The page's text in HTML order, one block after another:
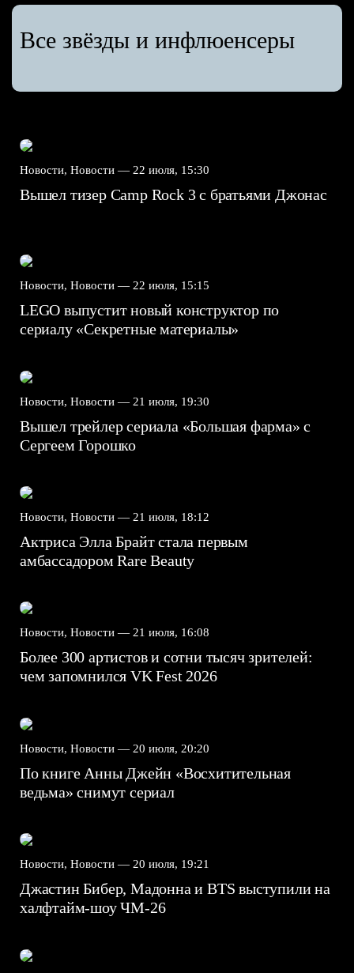
Все звёзды и инфлюенсеры
Новости, Новости — 22 июля, 15:30
Вышел тизер Camp Rock 3 с братьями Джонас
Новости, Новости — 22 июля, 15:15
LEGO выпустит новый конструктор по
сериалу «Секретные материалы»
Новости, Новости — 21 июля, 19:30
Вышел трейлер сериала «Большая фарма» с
Сергеем Горошко
Новости, Новости — 21 июля, 18:12
Актриса Элла Брайт стала первым
амбассадором Rare Beauty
Новости, Новости — 21 июля, 16:08
Более 300 артистов и сотни тысяч зрителей:
чем запомнился VK Fest 2026
Новости, Новости — 20 июля, 20:20
По книге Анны Джейн «Восхитительная
ведьма» снимут сериал
Новости, Новости — 20 июля, 19:21
Джастин Бибер, Мадонна и BTS выступили на
халфтайм-шоу ЧМ-26